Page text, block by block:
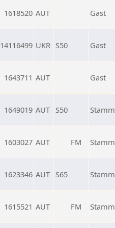
1618520 AUT Gast
14116499 UKR S50 Gast
1643711 AUT Gast
1649019 AUT S50 Stamm
1603027 AUT FM Stamm
1623346 AUT S65 Stamm
1615521 AUT FM Stamm